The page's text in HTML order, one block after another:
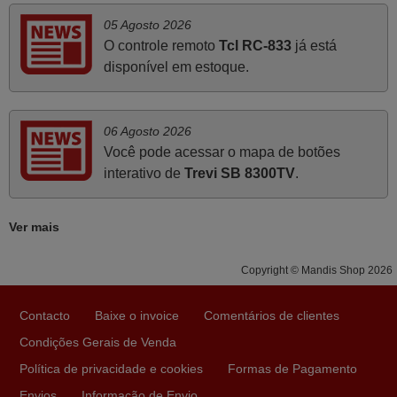
emparelhamento com a televisão, sem problemas.
Funciona na perfeição. Recomendo vivamente este
produto e este site.
João,
Junho 2025
origem mas trabalha bem, obrigada!..
PORTUGAL
05 Agosto 2026
O controle remoto Tcl RC-833já está
disponível em estoque.
06 Agosto 2026
Você pode acessar o mapa de botões
interativo de Trevi SB 8300TV.
Ver mais
Copyright © Mandis Shop 2026
Contacto Baixe o invoice
Comentários de clientes
Condições Gerais de Venda
Política de privacidade e cookies
Formas de Pagamento